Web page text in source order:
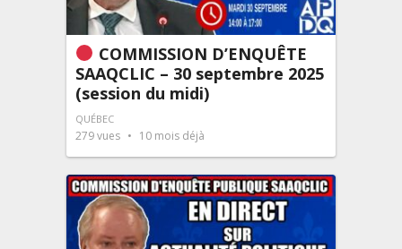
COMMISSION D’ENQUÊTE
SAAQCLIC – 30 septembre 2025
(session du midi)
QUÉBEC
279vues 10 mois déjà